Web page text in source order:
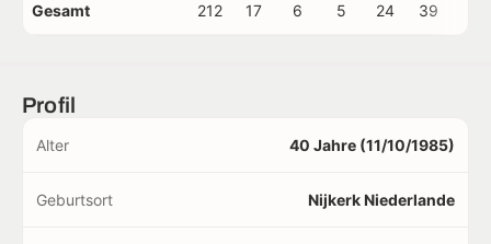
Gesamt 212 17 6 5 24 39
Profil
Alter 40 Jahre (11/10/1985)
Geburtsort Nijkerk Niederlande